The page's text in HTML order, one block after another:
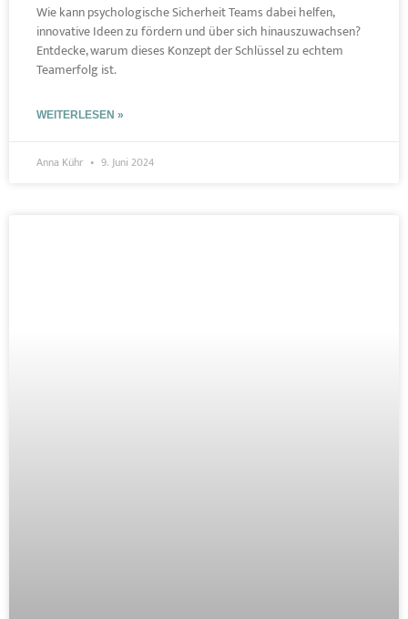
Wie kann psychologische Sicherheit Teams dabei helfen,
innovative Ideen zu fördern und über sich hinauszuwachsen?
Entdecke, warum dieses Konzept der Schlüssel zu echtem
Teamerfolg ist.
WEITERLESEN »
Anna Kühr 9. Juni 2024